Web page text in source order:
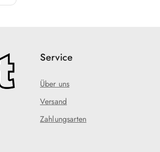
Service
Über uns
Versand
Zahlungsarten